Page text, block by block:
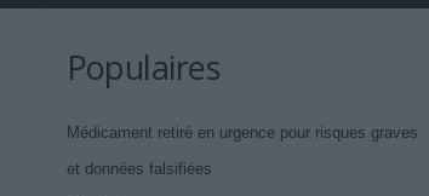
Populaires
Médicament retiré en urgence pour risques graves
et données falsifiées